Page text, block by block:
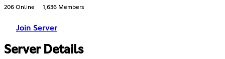
206 Online 1,636 Members
Join Server
Server Details